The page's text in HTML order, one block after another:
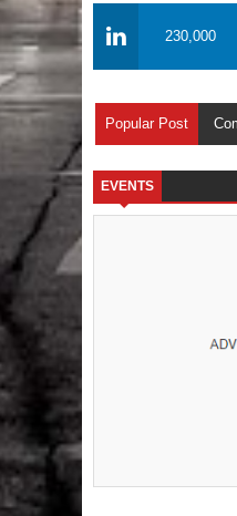
230,000
Popular Post
EVENTS